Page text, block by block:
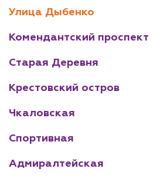
Улица Дыбенко
Комендантский проспект
Старая Деревня
Крестовский остров
Чкаловская
Спортивная
Адмиралтейская